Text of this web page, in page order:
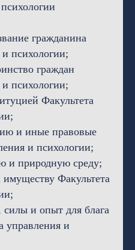
гражданина
психологии;
граждан
психологии;
Факультета
и иные правовые
и психологии;
и природную среду;
Факультета
силы и опыт для блага
управления и